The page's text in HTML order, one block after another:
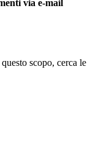
via e-mail
scopo, cerca le